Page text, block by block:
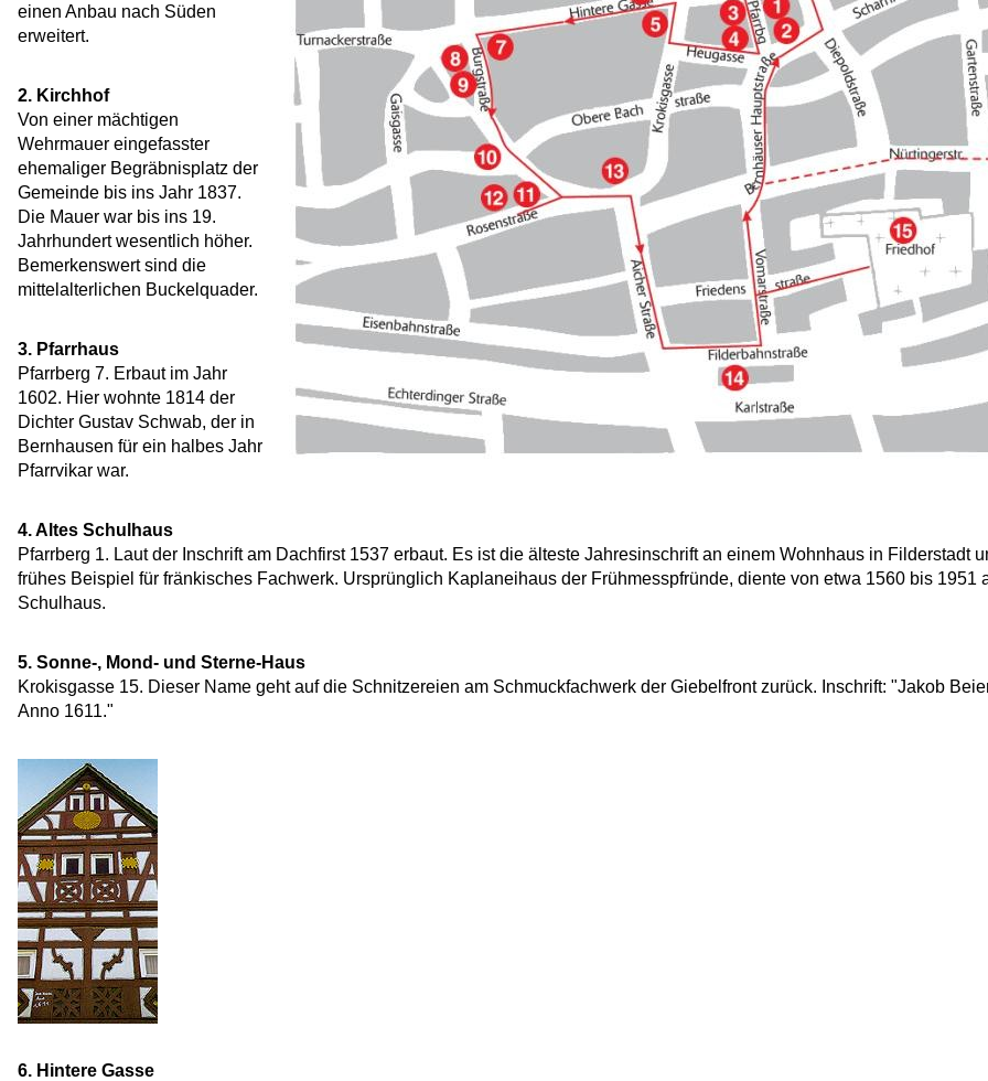
einen Anbau nach Süden
erweitert.
2. Kirchhof
Von einer mächtigen
Wehrmauer eingefasster
ehemaliger Begräbnisplatz der
Gemeinde bis ins Jahr 1837.
Die Mauer war bis ins 19.
Jahrhundert wesentlich höher.
Bemerkenswert sind die
mittelalterlichen Buckelquader.
3. Pfarrhaus
Pfarrberg 7. Erbaut im Jahr
1602. Hier wohnte 1814 der
Dichter Gustav Schwab, der in
Bernhausen für ein halbes Jahr
Pfarrvikar war.
4. Altes Schulhaus
Pfarrberg 1. Laut der Inschrift am Dachfirst 1537 erbaut. Es ist die älteste Jahresinschrift an einem Wohnhaus in Filderstadt
frühes Beispiel für fränkisches Fachwerk. Ursprünglich Kaplaneihaus der Frühmesspfründe, diente von etwa 1560 bis 1951
Schulhaus.
5. Sonne-, Mond- und Sterne-Haus
Krokisgasse 15. Dieser Name geht auf die Schnitzereien am Schmuckfachwerk der Giebelfront zurück. Inschrift: "Jakob
Anno 1611."
6. Hintere Gasse